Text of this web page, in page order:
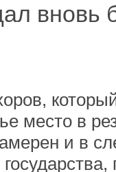
вновь
место в
и в